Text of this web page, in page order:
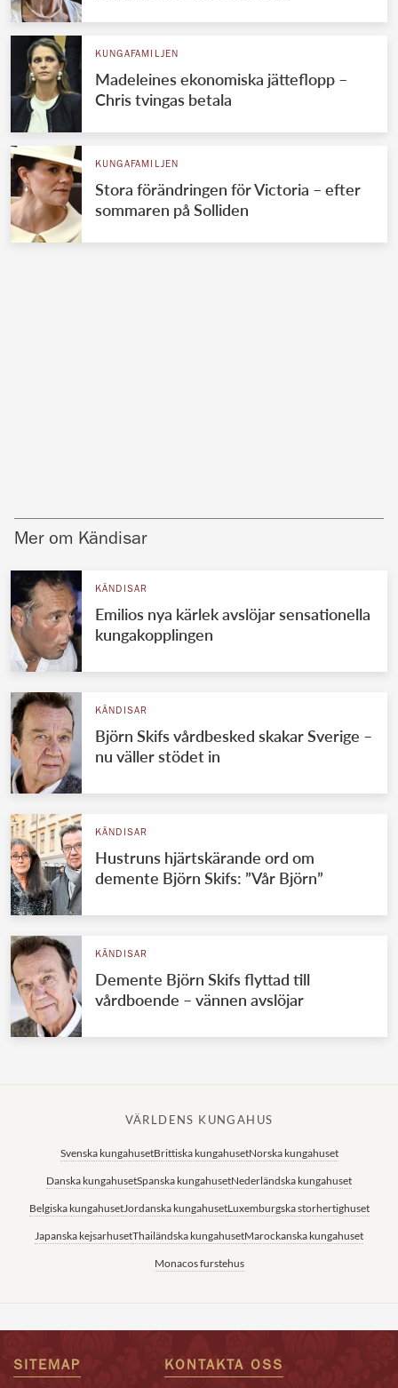
KUNGAFAMILJEN
Madeleines ekonomiska jätteflopp –
Chris tvingas betala
KUNGAFAMILJEN
Stora förändringen för Victoria – efter
sommaren på Solliden
Mer om Kändisar
KÄNDISAR
Emilios nya kärlek avslöjar sensationella
kungakopplingen
KÄNDISAR
Björn Skifs vårdbesked skakar Sverige –
nu väller stödet in
KÄNDISAR
Hustruns hjärtskärande ord om
demente Björn Skifs: ”Vår Björn”
KÄNDISAR
Demente Björn Skifs flyttad till
vårdboende – vännen avslöjar
VÄRLDENS KUNGAHUS
Svenska kungahusetBrittiska kungahusetNorska kungahuset
Danska kungahusetSpanska kungahusetNederländska kungahuset
Belgiska kungahusetJordanska kungahusetLuxemburgska storhertighuset
Japanska kejsarhusetThailändska kungahusetMarockanska kungahuset
Monacos furstehus
SITEMAP KONTAKTA OSS